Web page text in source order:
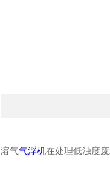
溶气气浮机在处理低浊度